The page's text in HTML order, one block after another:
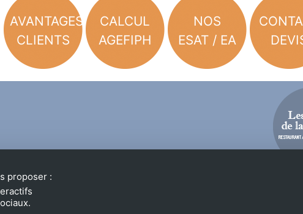
AVANTAGES
CLIENTS
CALCUL
AGEFIPH
NOS
ESAT / EA
proposer :